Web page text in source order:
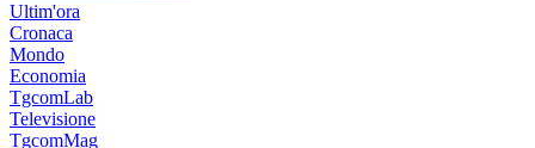
Ultim'ora
Cronaca
Mondo
Economia
TgcomLab
Televisione
TgcomMag